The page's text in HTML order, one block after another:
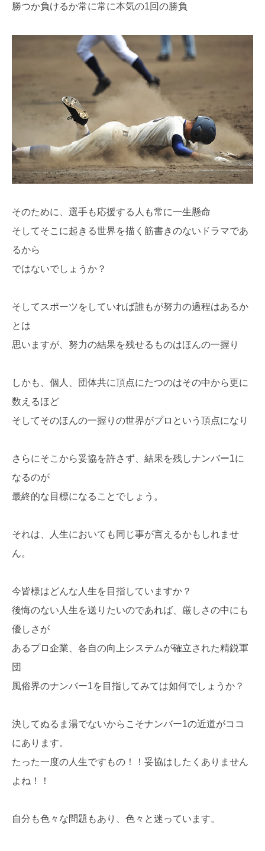
勝つか負けるか常に常に本気の1回の勝負
そのために、選手も応援する人も常に一生懸命
そしてそこに起きる世界を描く筋書きのないドラマであ
るから
ではないでしょうか？
そしてスポーツをしていれば誰もが努力の過程はあるか
とは
思いますが、努力の結果を残せるものはほんの一握り
しかも、個人、団体共に頂点にたつのはその中から更に
数えるほど
そしてそのほんの一握りの世界がプロという頂点になり
さらにそこから妥協を許さず、結果を残しナンバー1に
なるのが
最終的な目標になることでしょう。
それは、人生においても同じ事が言えるかもしれませ
ん。
今皆様はどんな人生を目指していますか？
後悔のない人生を送りたいのであれば、厳しさの中にも
優しさが
あるプロ企業、各自の向上システムが確立された精鋭軍
団
風俗界のナンバー1を目指してみては如何でしょうか？
決してぬるま湯でないからこそナンバー1の近道がココ
にあります。
たった一度の人生ですもの！！妥協はしたくありません
よね！！
自分も色々な問題もあり、色々と迷っています。